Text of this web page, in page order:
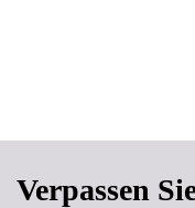
Verpassen